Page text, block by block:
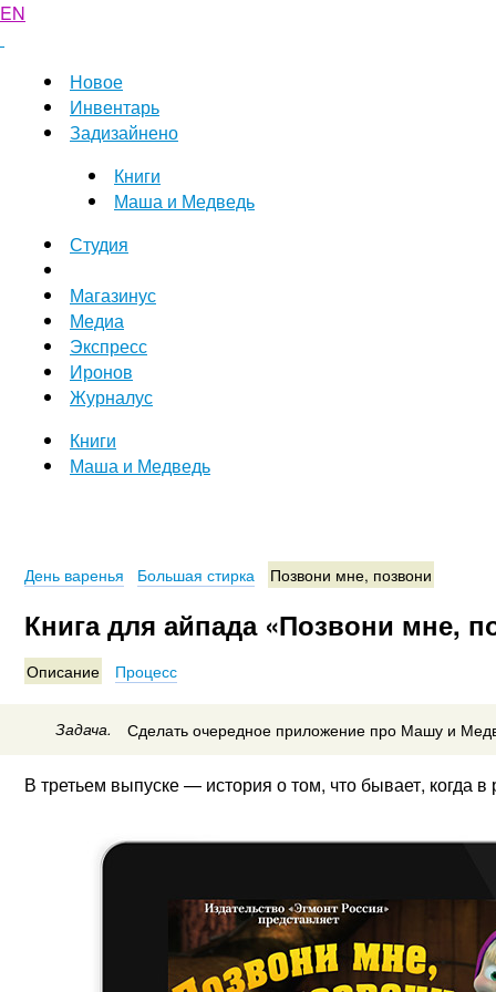
EN
Новое
Инвентарь
Задизайнено
Книги
Маша и Медведь
Студия
Магазинус
Медиа
Экспресс
Иронов
Журналус
Книги
Маша и Медведь
День варенья Большая стирка Позвони мне, позвони
Книга для айпада «Позвони мне,
Описание Процесс
Задача. Сделать очередное приложение про Машу и
В третьем выпуске — история о том, что бывает, когда